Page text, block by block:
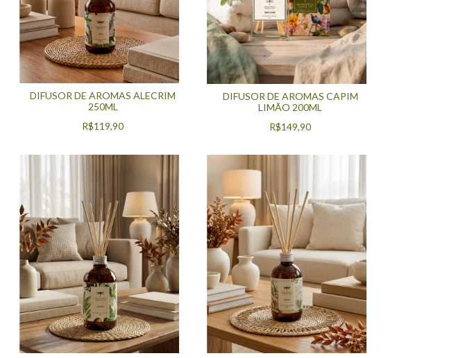
DIFUSOR DE AROMAS ALECRIM
250ML
R$119,90
DIFUSOR DE AROMAS CAPIM
LIMÃO 200ML
R$149,90